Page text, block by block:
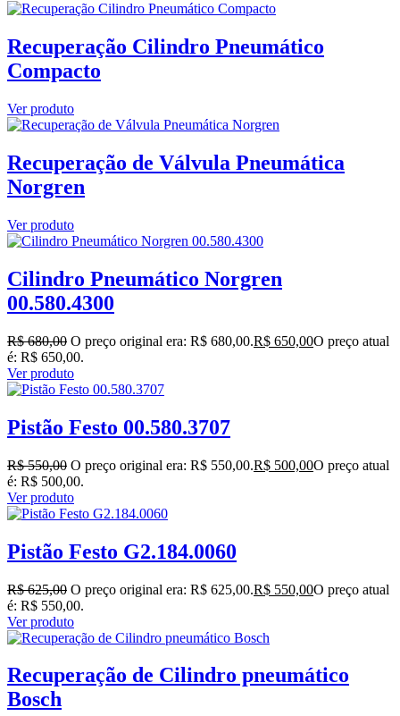
Recuperação Cilindro Pneumático
Compacto
Ver produto
Recuperação de Válvula Pneumática
Norgren
Ver produto
Cilindro Pneumático Norgren
00.580.4300
R$680,00 O preço original era: R$ 680,00.R$ 650,00O preço atual
é: R$ 650,00.
Ver produto
Pistão Festo 00.580.3707
R$550,00 O preço original era: R$ 550,00.R$ 500,00O preço atual
é: R$ 500,00.
Ver produto
Pistão Festo G2.184.0060
R$625,00 O preço original era: R$ 625,00.R$ 550,00O preço atual
é: R$ 550,00.
Ver produto
Recuperação de Cilindro pneumático
Bosch